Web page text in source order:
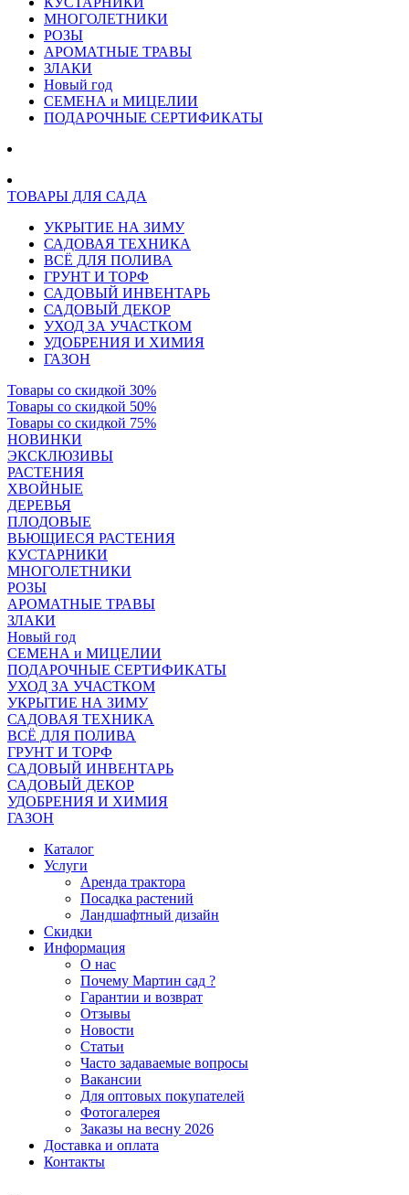
МНОГОЛЕТНИКИ
РОЗЫ
АРОМАТНЫЕ ТРАВЫ
ЗЛАКИ
Новый год
СЕМЕНА и МИЦЕЛИИ
ПОДАРОЧНЫЕ СЕРТИФИКАТЫ
ТОВАРЫ ДЛЯ САДА
УКРЫТИЕ НА ЗИМУ
САДОВАЯ ТЕХНИКА
ВСЁ ДЛЯ ПОЛИВА
ГРУНТ И ТОРФ
САДОВЫЙ ИНВЕНТАРЬ
САДОВЫЙ ДЕКОР
УХОД ЗА УЧАСТКОМ
УДОБРЕНИЯ И ХИМИЯ
ГАЗОН
Товары со скидкой 30%
Товары со скидкой 50%
Товары со скидкой 75%
НОВИНКИ
ЭКСКЛЮЗИВЫ
РАСТЕНИЯ
ХВОЙНЫЕ
ДЕРЕВЬЯ
ПЛОДОВЫЕ
ВЬЮЩИЕСЯ РАСТЕНИЯ
КУСТАРНИКИ
МНОГОЛЕТНИКИ
РОЗЫ
АРОМАТНЫЕ ТРАВЫ
ЗЛАКИ
Новый год
СЕМЕНА и МИЦЕЛИИ
ПОДАРОЧНЫЕ СЕРТИФИКАТЫ
УХОД ЗА УЧАСТКОМ
УКРЫТИЕ НА ЗИМУ
САДОВАЯ ТЕХНИКА
ВСЁ ДЛЯ ПОЛИВА
ГРУНТ И ТОРФ
САДОВЫЙ ИНВЕНТАРЬ
САДОВЫЙ ДЕКОР
УДОБРЕНИЯ И ХИМИЯ
ГАЗОН
Каталог
Услуги
Аренда трактора
Посадка растений
Ландшафтный дизайн
Скидки
Информация
О нас
Почему Мартин сад ?
Гарантии и возврат
Отзывы
Новости
Статьи
Часто задаваемые вопросы
Вакансии
Для оптовых покупателей
Фотогалерея
Заказы на весну 2026
Доставка и оплата
Контакты